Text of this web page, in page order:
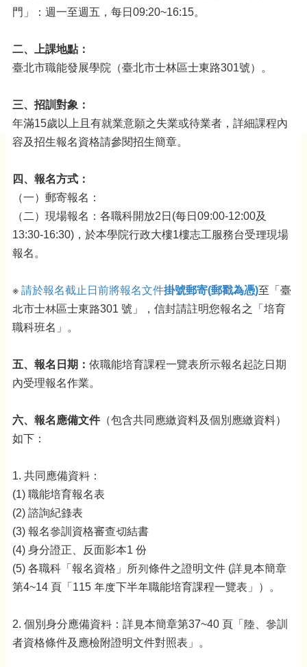
門」：週一至週五，每日09:20~16:15。
二、上課地點：
臺北市職能發展學院（臺北市士林區士東路301號）。
三、招訓對象：
年滿15歲以上且有就業意願之失業或待業者，詳細課程內
容及招生報名資格請參閱招生簡章。
四、報名方式：
（一）郵寄報名：
（二）現場報名：各職科開放2日(每日09:00-12:00及
13:30-16:30)，於本學院行政大樓1樓志工服務台受理現場
報名。
※ 請於報名截止日前將報名文件掛號郵寄(郵戳為憑)至「臺
北市士林區士東路301 號」，信封請註明您報名之「培育
職科班名」。
五、報名日期： 依職能培育課程一覽表所示報名起訖日期
內受理報名作業。
六、報名應備文件（包含共同應繳資料及個別應繳資料）
如下：
1. 共同應備資料：
(1) 職能培育報名表
(2) 諮詢紀錄表
(3) 報名參訓資格審查切結書
(4) 身分證正、反面影本1 份
(5) 各職科「報名資格」所列條件之證明文件 (詳見本簡章
第4~14 頁「115 年度下半年職能培育課程一覽表」）。
2. 個別身分應備資料：詳見本簡章第37~40 頁「陸、參訓
者資格條件及應檢附證明文件對照表」。